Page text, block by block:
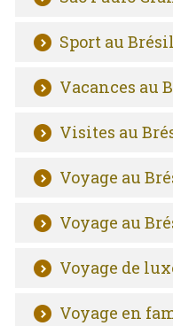
Sport au Brésil
Vacances au
Visites au
Voyage au
Voyage au
Voyage de
Voyage en